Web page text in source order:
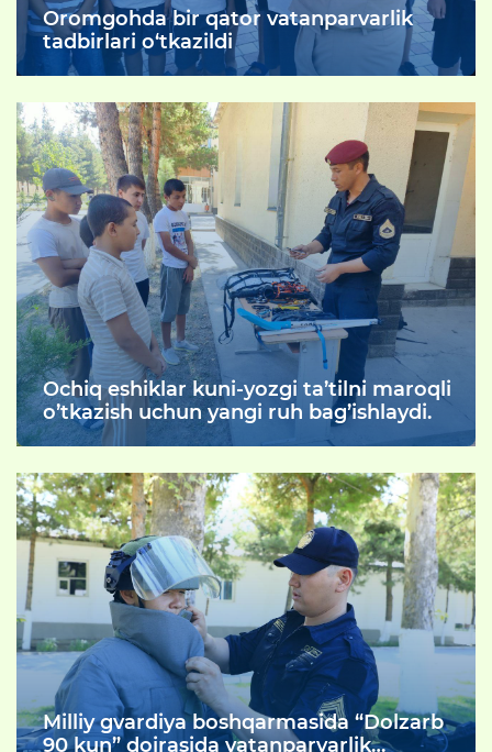
Oromgohda bir qator vatanparvarlik
tadbirlari o‘tkazildi
Ochiq eshiklar kuni-yozgi ta’tilni maroqli
o’tkazish uchun yangi ruh bag’ishlaydi.
Milliy gvardiya boshqarmasida “Dolzarb
90 kun” doirasida vatanparvarlik